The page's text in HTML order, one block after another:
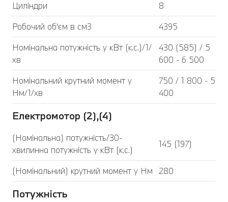
Циліндри
8
Робочий об'єм в см3
4395
Номінальна потужність у кВт (к.с.)/1/
хв
430 (585) / 5
600 - 6 500
Номінальний крутний момент у
Нм/1/хв
750 / 1 800 - 5
400
Електромотор (2),(4)
(Номінальна) потужність/30-
хвилинна потужність у кВт (к.с.)
145 (197)
(Номінальний) крутний момент у Нм 280
Потужність